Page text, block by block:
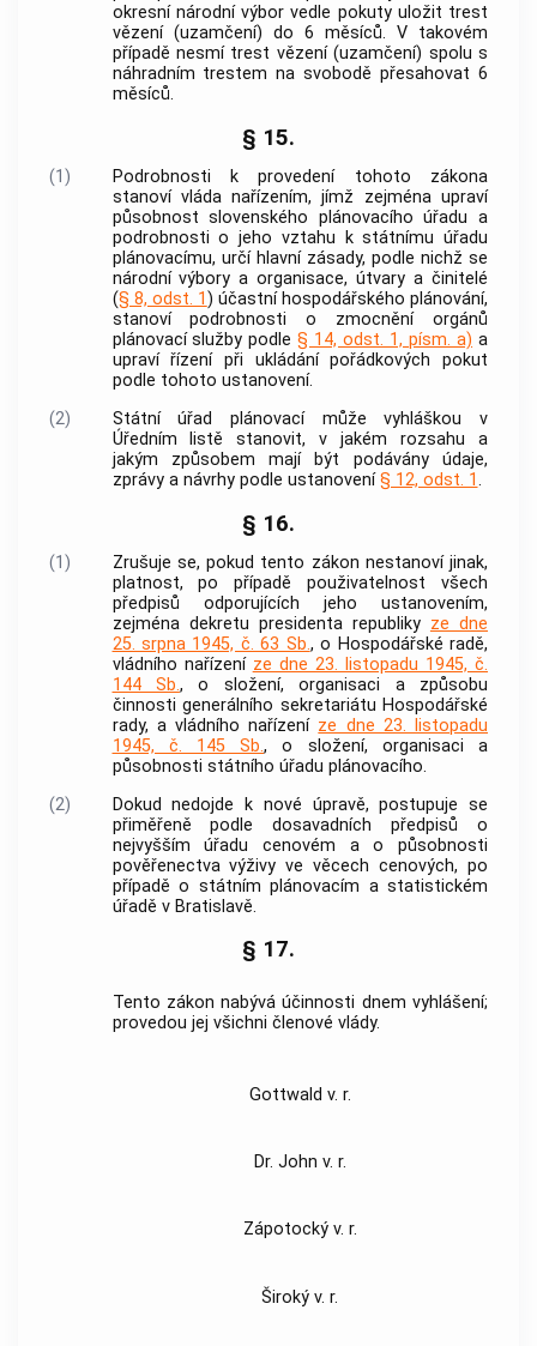
okresní národní výbor vedle pokuty uložit trest
vězení (uzamčení) do 6 měsíců. V takovém
případě nesmí trest vězení (uzamčení) spolu s
náhradním trestem na svobodě přesahovat 6
měsíců.
§ 15.
(1)
Podrobnosti k provedení tohoto zákona
stanoví vláda nařízením, jímž zejména upraví
působnost slovenského plánovacího úřadu a
podrobnosti o jeho vztahu k státnímu úřadu
plánovacímu, určí hlavní zásady, podle nichž se
národní výbory a organisace, útvary a činitelé
(§ 8, odst. 1) účastní hospodářského plánování,
stanoví podrobnosti o zmocnění orgánů
plánovací služby podle§ 14, odst. 1, písm. a) a
upraví řízení při ukládání pořádkových pokut
podle tohoto ustanovení.
(2)
Státní úřad plánovací může vyhláškou v
Úředním listě stanovit, v jakém rozsahu a
jakým způsobem mají být podávány údaje,
zprávy a návrhy podle ustanovení§ 12, odst. 1.
§ 16.
(1)
Zrušuje se, pokud tento zákon nestanoví jinak,
platnost, po případě použivatelnost všech
předpisů odporujících jeho ustanovením,
zejména dekretu presidenta republiky ze dne
25. srpna 1945, č. 63 Sb., o Hospodářské radě,
vládního nařízení ze dne 23. listopadu 1945, č.
144 Sb., o složení, organisaci a způsobu
činnosti generálního sekretariátu Hospodářské
rady, a vládního nařízení ze dne 23. listopadu
1945, č. 145 Sb., o složení, organisaci a
působnosti státního úřadu plánovacího.
(2)
Dokud nedojde k nové úpravě, postupuje se
přiměřeně podle dosavadních předpisů o
nejvyšším úřadu cenovém a o působnosti
pověřenectva výživy ve věcech cenových, po
případě o státním plánovacím a statistickém
úřadě v Bratislavě.
§ 17.
Tento zákon nabývá účinnosti dnem vyhlášení;
provedou jej všichni členové vlády.
Gottwald v. r.
Dr. John v. r.
Zápotocký v. r.
Široký v. r.